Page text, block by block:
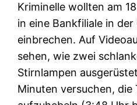
Kriminelle wollten am
in eine Bankfiliale in
einbrechen. Auf
sehen, wie zwei
Stirnlampen
Minuten versuchen, die